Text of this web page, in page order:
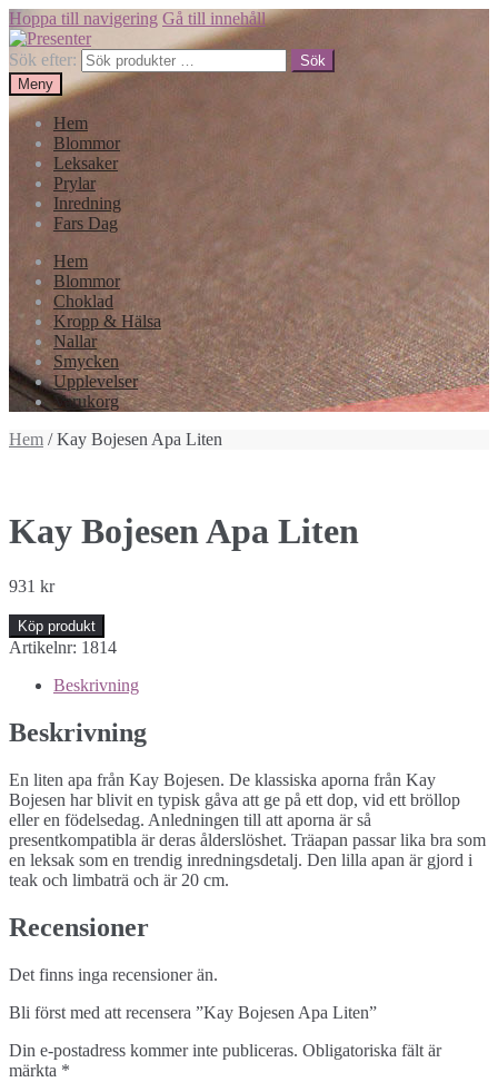
Hoppa till navigering Gå till innehåll
Sök efter:
Sök
Meny
Hem
Blommor
Leksaker
Prylar
Inredning
Fars Dag
Hem
Blommor
Choklad
Kropp & Hälsa
Nallar
Smycken
Upplevelser
Varukorg
Hem / Kay Bojesen Apa Liten
Kay Bojesen Apa Liten
931 kr
Köp produkt
Artikelnr: 1814
Beskrivning
Beskrivning
En liten apa från Kay Bojesen. De klassiska aporna från Kay
Bojesen har blivit en typisk gåva att ge på ett dop, vid ett bröllop
eller en födelsedag. Anledningen till att aporna är så
presentkompatibla är deras ålderslöshet. Träapan passar lika bra som
en leksak som en trendig inredningsdetalj. Den lilla apan är gjord i
teak och limbaträ och är 20 cm.
Recensioner
Det finns inga recensioner än.
Bli först med att recensera ”Kay Bojesen Apa Liten”
Din e-postadress kommer inte publiceras. Obligatoriska fält är
märkta *